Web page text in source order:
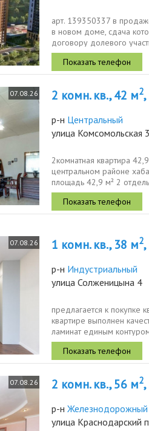
арт. 139350337 в
в новом доме, сдача
договору долевого
стоимость,...
07.08.26 2 комн. кв., 42 м2
р-н Центральный
улица Комсомольская
2комнатная квартира
центральном районе
площадь 42,9 м² 2
постройки...
07.08.26 1 комн. кв., 38 м2
р-н Индустриальный
улица Солженицына 4
предлагается к покупке
квартире выполнен
ламинат единым
матовые...
07.08.26 2 комн. кв., 56 м2
р-н Железнодорожный
улица Краснодарский